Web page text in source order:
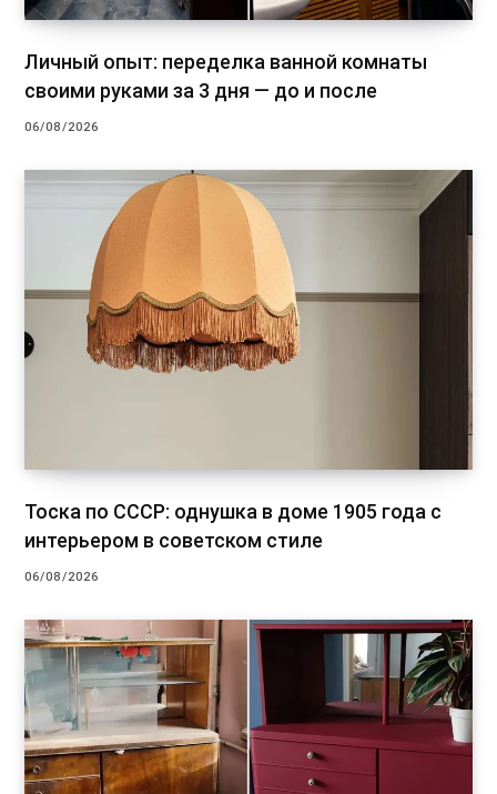
Личный опыт: переделка ванной комнаты
своими руками за 3 дня — до и после
06/08/2026
Тоска по СССР: однушка в доме 1905 года с
интерьером в советском стиле
06/08/2026